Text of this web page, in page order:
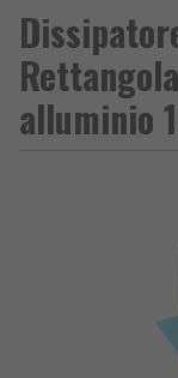
alluminio